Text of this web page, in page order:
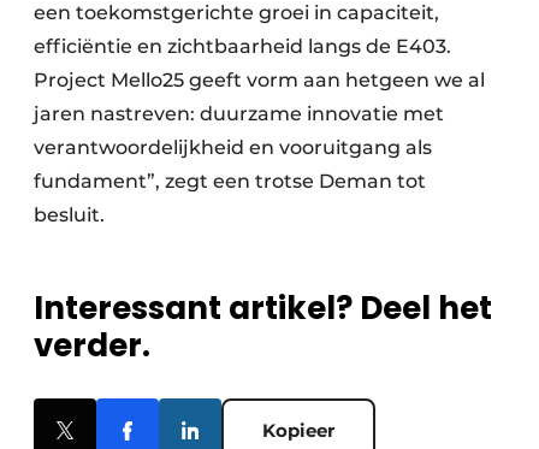
een toekomstgerichte groei in capaciteit,
efficiëntie en zichtbaarheid langs de E403.
Project Mello25 geeft vorm aan hetgeen we al
jaren nastreven: duurzame innovatie met
verantwoordelijkheid en vooruitgang als
fundament”, zegt een trotse Deman tot
besluit.
Interessant artikel? Deel het
verder.
Kopieer